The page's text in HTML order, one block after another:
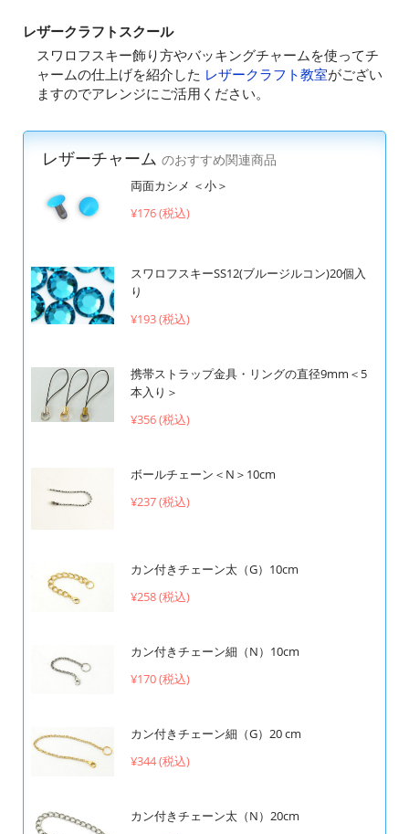
レザークラフトスクール
スワロフスキー飾り方やバッキングチャームを使ってチ
ャームの仕上げを紹介した レザークラフト教室がござい
ますのでアレンジにご活用ください。
レザーチャーム のおすすめ関連商品
両面カシメ ＜小＞
¥176 (税込)
スワロフスキーSS12(ブルージルコン)20個入
り
¥193 (税込)
携帯ストラップ金具・リングの直径9mm＜5
本入り＞
¥356 (税込)
ボールチェーン＜N＞10cm
¥237 (税込)
カン付きチェーン太（G）10cm
¥258 (税込)
カン付きチェーン細（N）10cm
¥170 (税込)
カン付きチェーン細（G）20 cm
¥344 (税込)
カン付きチェーン太（N）20cm